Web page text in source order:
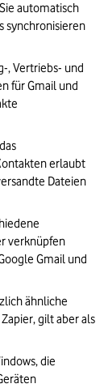
automatisch
synchronisieren
, Vertriebs- und
für Gmail und
erlaubt
Dateien
verknüpfen
Gmail und
ähnliche
gilt aber als
die